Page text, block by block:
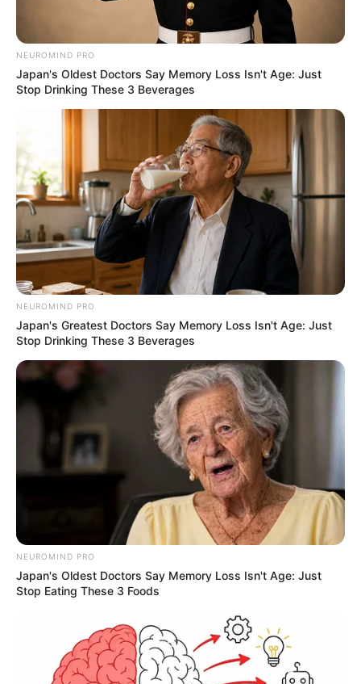
NEUROMIND PRO
Japan's Oldest Doctors Say Memory Loss Isn't Age: Just
Stop Drinking These 3 Beverages
NEUROMIND PRO
Japan's Greatest Doctors Say Memory Loss Isn't Age: Just
Stop Drinking These 3 Beverages
NEUROMIND PRO
Japan's Oldest Doctors Say Memory Loss Isn't Age: Just
Stop Eating These 3 Foods